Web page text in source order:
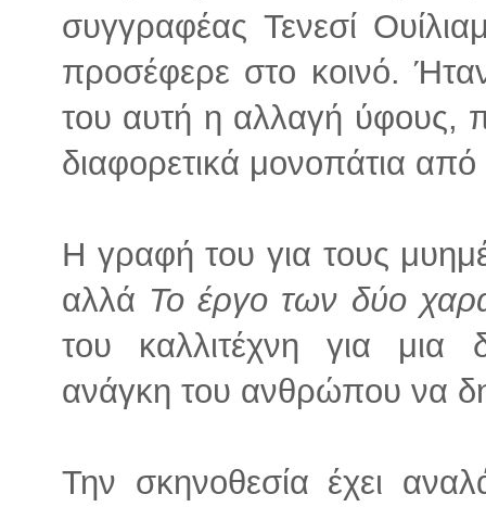
συγγραφέας Τενεσί
προσέφερε στο κοινό.
του αυτή η αλλαγή ύφους,
διαφορετικά μονοπάτια
Η γραφή του για τους
αλλά Το έργο των δύο
του καλλιτέχνη για μια
ανάγκη του ανθρώπου να
Την σκηνοθεσία έχει